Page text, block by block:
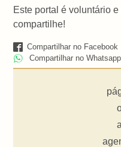
Este portal é voluntário
compartilhe!
Compartilhar no Facebook
Compartilhar no Whatsapp